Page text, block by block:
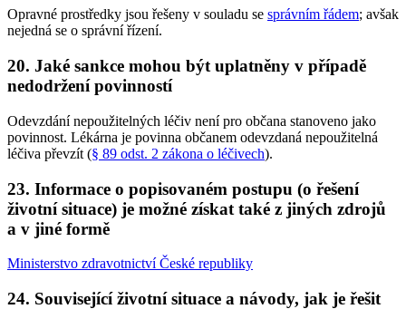
Opravné prostředky jsou řešeny v souladu se správním řádem; avšak
nejedná se o správní řízení.
20. Jaké sankce mohou být uplatněny v případě
nedodržení povinností
Odevzdání nepoužitelných léčiv není pro občana stanoveno jako
povinnost. Lékárna je povinna občanem odevzdaná nepoužitelná
léčiva převzít (§ 89 odst. 2 zákona o léčivech).
23. Informace o popisovaném postupu (o řešení
životní situace) je možné získat také z jiných zdrojů
a v jiné formě
Ministerstvo zdravotnictví České republiky
24. Související životní situace a návody, jak je řešit